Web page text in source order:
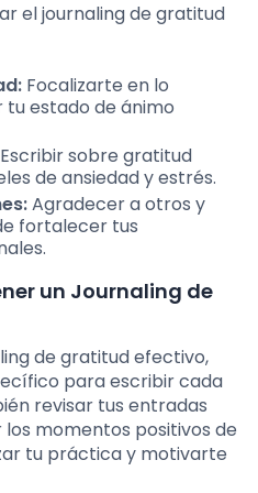
el journaling de gratitud
Focalizarte en lo
estado de ánimo
Escribir sobre gratitud
de ansiedad y estrés.
Agradecer a otros y
fortalecer tus
un Journaling de
de gratitud efectivo,
para escribir cada
revisar tus entradas
momentos positivos de
tu práctica y motivarte